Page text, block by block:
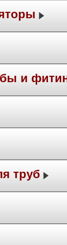
и
труб